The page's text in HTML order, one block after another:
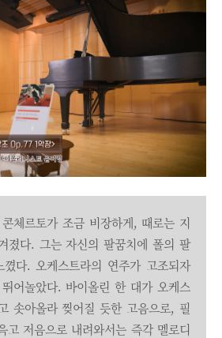
체르토가 조금 비장하게, 때로는 지
졌다. 그는 자신의 팔꿈치에 폴의 팔
다. 오케스트라의 연주가 고조되자
어놀았다. 바이올린 한 대가 오케스
솟아올라 찢어질 듯한 고음으로, 필
고 저음으로 내려와서는 즉각 멜로디